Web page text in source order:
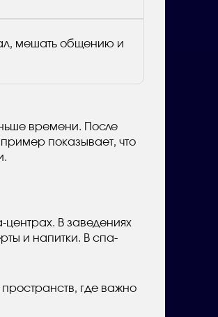
мешать общению и
времени. После
показывает, что
В заведениях
и напитки. В спа-
где важно